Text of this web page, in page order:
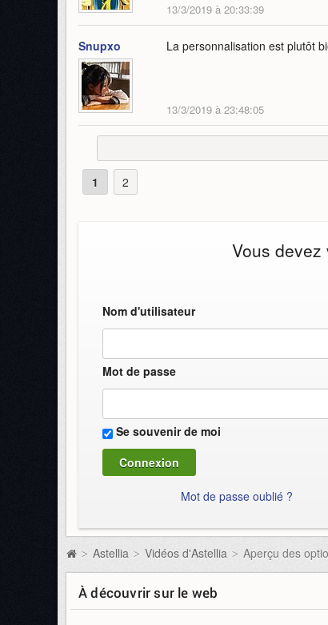
13/3/2019 à 20:33:39
Snupxo La personnalisation est plutôt
13/3/2019 à 23:48:05
1 2
Vous devez
Nom d'utilisateur
Mot de passe
Se souvenir de moi
Mot de passe oublié ?
> Astellia > Vidéos d'Astellia > Aperçu des
À découvrir sur le web